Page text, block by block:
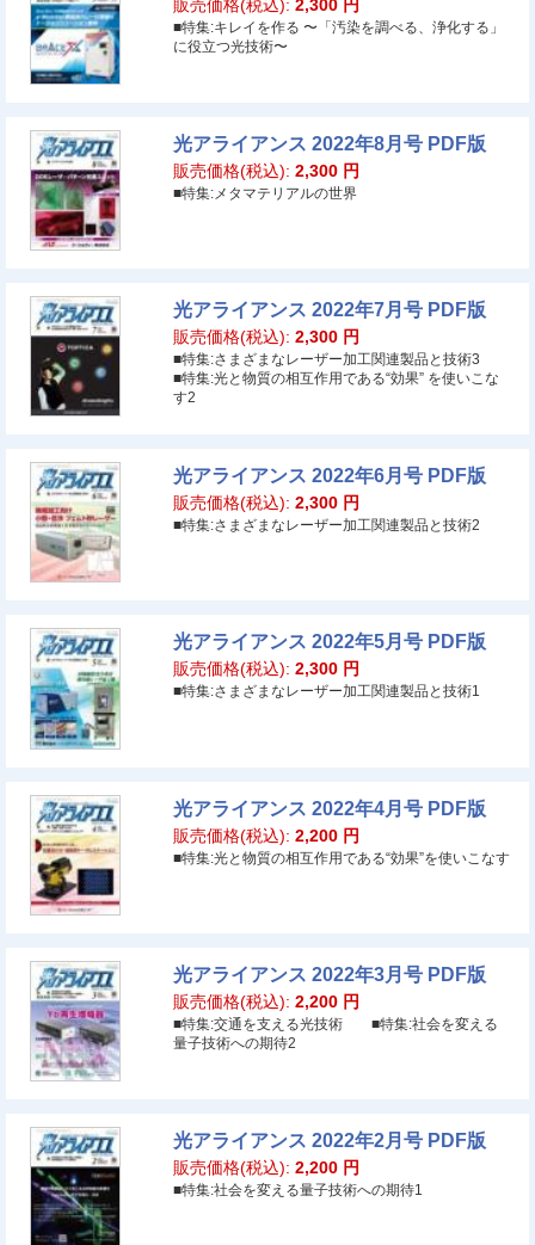
販売価格(税込): 2,300 円
■特集:キレイを作る 〜「汚染を調べる、浄化する」
に役立つ光技術〜
光アライアンス 2022年8月号 PDF版
販売価格(税込): 2,300 円
■特集:メタマテリアルの世界
光アライアンス 2022年7月号 PDF版
販売価格(税込): 2,300 円
■特集:さまざまなレーザー加工関連製品と技術3
■特集:光と物質の相互作用である“効果” を使いこな
す2
光アライアンス 2022年6月号 PDF版
販売価格(税込): 2,300 円
■特集:さまざまなレーザー加工関連製品と技術2
光アライアンス 2022年5月号 PDF版
販売価格(税込): 2,300 円
■特集:さまざまなレーザー加工関連製品と技術1
光アライアンス 2022年4月号 PDF版
販売価格(税込): 2,200 円
■特集:光と物質の相互作用である“効果”を使いこなす
光アライアンス 2022年3月号 PDF版
販売価格(税込): 2,200 円
■特集:交通を支える光技術 ■特集:社会を変える
量子技術への期待2
光アライアンス 2022年2月号 PDF版
販売価格(税込): 2,200 円
■特集:社会を変える量子技術への期待1